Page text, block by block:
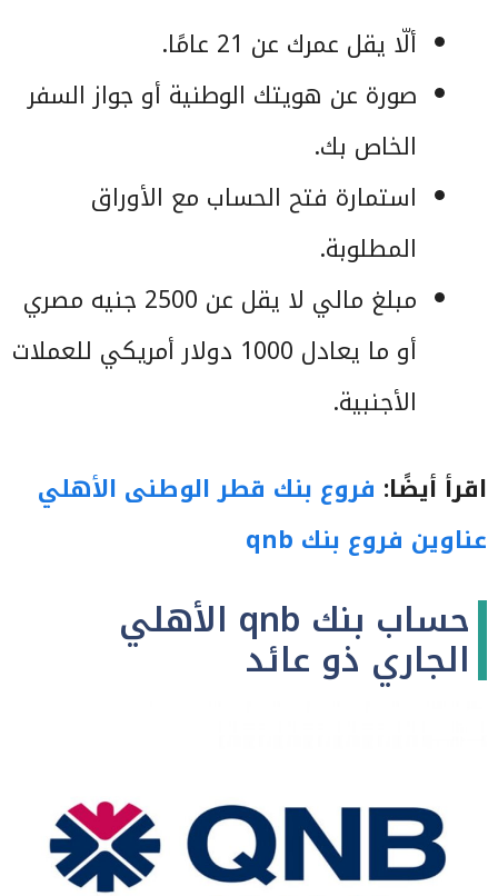
ألّا يقل عمرك عن 21 عامًا.
صورة عن هويتك الوطنية أو جواز السفر
الخاص بك.
استمارة فتح الحساب مع الأوراق
المطلوبة.
مبلغ مالي لا يقل عن 2500 جنيه مصري
أو ما يعادل 1000 دولار أمريكي للعملات
الأجنبية.
اقرأ أيضًا: فروع بنك قطر الوطنى الأهلي
عناوين فروع بنك qnb
حساب بنك qnb الأهلي
الجاري ذو عائد